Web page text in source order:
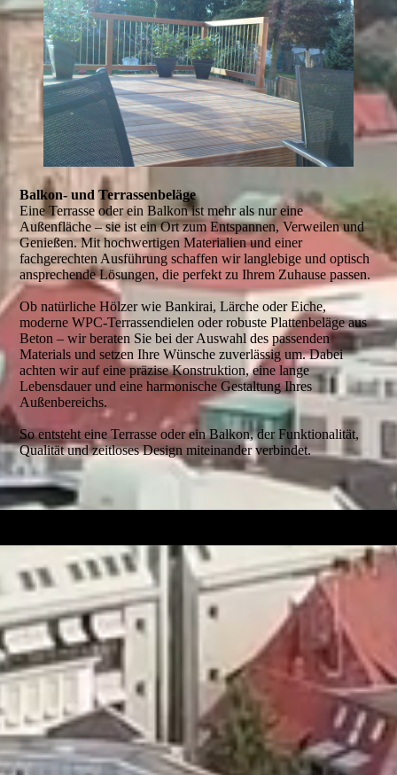
Balkon- und Terrassen­beläge
Eine Terrasse oder ein Balkon ist mehr als nur eine
Außenfläche – sie ist ein Ort zum Entspannen, Verweilen und
Genießen. Mit hochwertigen Materialien und einer
fachgerechten Ausführung schaffen wir langlebige und optisch
ansprechende Lösungen, die perfekt zu Ihrem Zuhause passen.
Ob natürliche Hölzer wie Bankirai, Lärche oder Eiche,
moderne WPC-Terrassendielen oder robuste Plattenbeläge aus
Beton – wir beraten Sie bei der Auswahl des passenden
Materials und setzen Ihre Wünsche zuverlässig um. Dabei
achten wir auf eine präzise Konstruktion, eine lange
Lebensdauer und eine harmonische Gestaltung Ihres
Außenbereichs.
So entsteht eine Terrasse oder ein Balkon, der Funktionalität,
Qualität und zeitloses Design miteinander verbindet.